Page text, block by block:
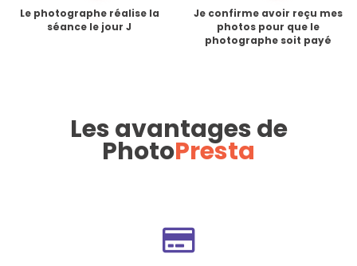
Le photographe réalise la
séance le jour J
Je confirme avoir reçu mes
photos pour que le
photographe soit payé
Les avantages de
PhotoPresta